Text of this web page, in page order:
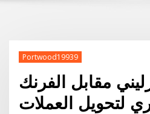
Portwood19939
مقابل الفرنك
لتحويل العملات